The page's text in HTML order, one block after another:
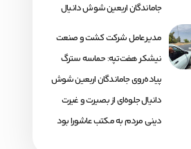
جاماندگان اربعین شوش دانیال
مدیرعامل شرکت کشت و صنعت
نیشکر هفت‌تپه: حماسه سترگ
پیاده‌روی جاماندگان اربعین شوش
دانیال جلوه‌ای از بصیرت و غیرت
دینی مردم به مکتب عاشورا بود